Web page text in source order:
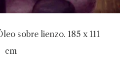
sobre lienzo. 185 x 111
cm